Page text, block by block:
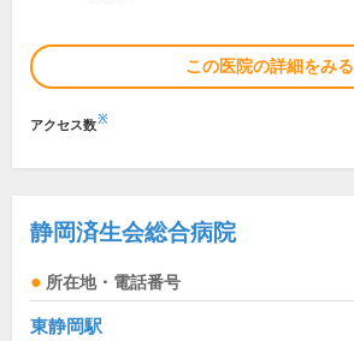
この医院の詳細をみる
アクセス数※
静岡済生会総合病院
所在地・電話番号
東静岡駅